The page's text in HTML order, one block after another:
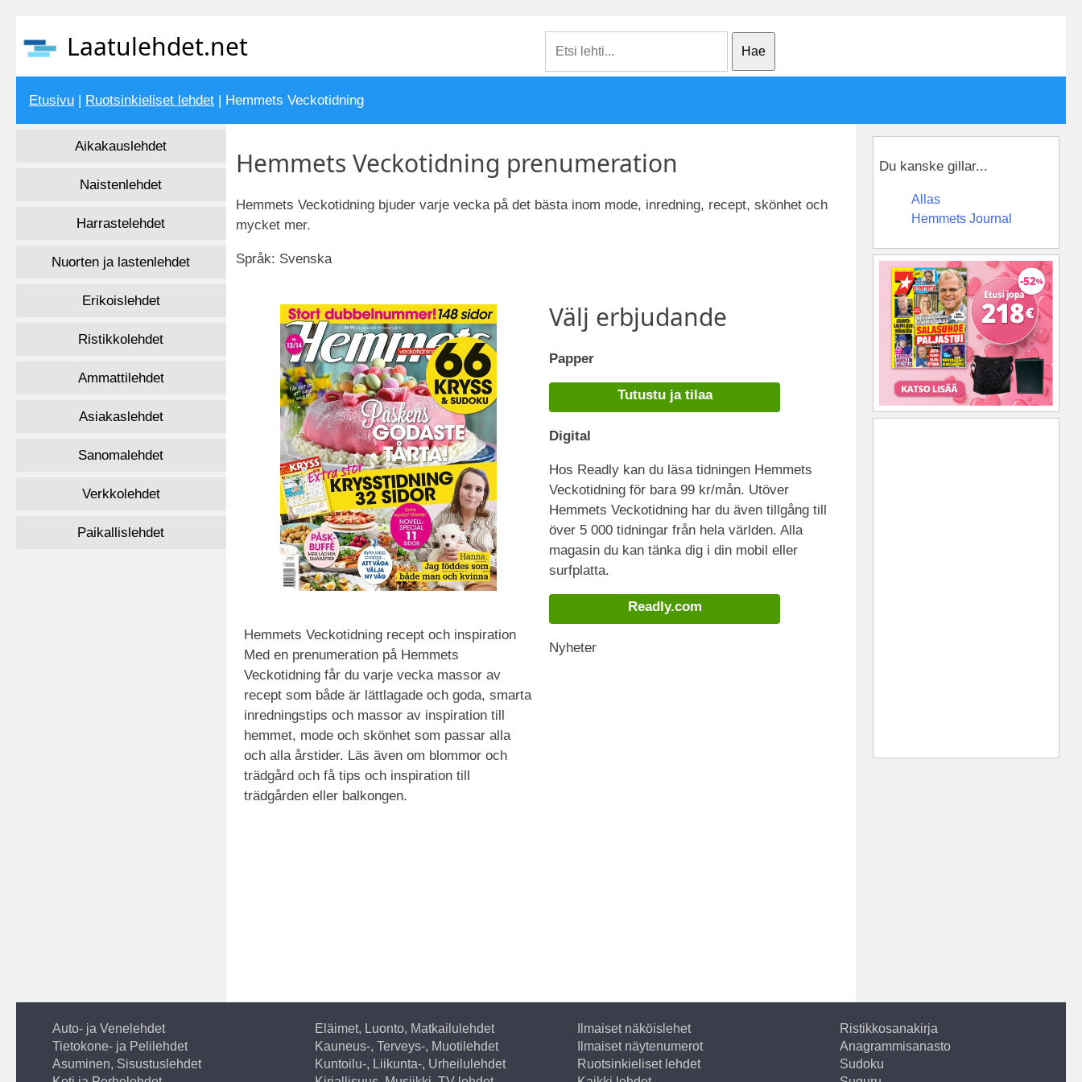
Laatulehdet.net
Etusivu Ruotsinkieliset lehdet | Hemmets Veckotidning
Aikakauslehdet
Naistenlehdet
Harrastelehdet
Nuorten ja lastenlehdet
Erikoislehdet
Ristikkolehdet
Ammattilehdet
Asiakaslehdet
Sanomalehdet
Verkkolehdet
Paikallislehdet
Hemmets Veckotidning prenumeration
Hemmets Veckotidning bjuder varje vecka på det bästa inom mode, inredning, recept, skönhet och
mycket mer.
Språk: Svenska
Hemmets Veckotidning recept och inspiration
Med en prenumeration på Hemmets
Veckotidning får du varje vecka massor av
recept som både är lättlagade och goda, smarta
inredningstips och massor av inspiration till
hemmet, mode och skönhet som passar alla
och alla årstider. Läs även om blommor och
trädgård och få tips och inspiration till
trädgården eller balkongen.
Välj erbjudande
Papper
Tutustu ja tilaa
Digital
Hos Readly kan du läsa tidningen Hemmets
Veckotidning för bara 99 kr/mån. Utöver
Hemmets Veckotidning har du även tillgång till
över 5 000 tidningar från hela världen. Alla
magasin du kan tänka dig i din mobil eller
surfplatta.
Readly.com
Nyheter
Du kanske gillar...
Allas
Hemmets Journal
Auto- ja Venelehdet
Tietokone- ja Pelilehdet
Asuminen, Sisustuslehdet
Eläimet, Luonto, Matkailulehdet
Kauneus-, Terveys-, Muotilehdet
Kuntoilu-, Liikunta-, Urheilulehdet
Ilmaiset näköislehet
Ilmaiset näytenumerot
Ruotsinkieliset lehdet
Ristikkosanakirja
Anagrammisanasto
Sudoku